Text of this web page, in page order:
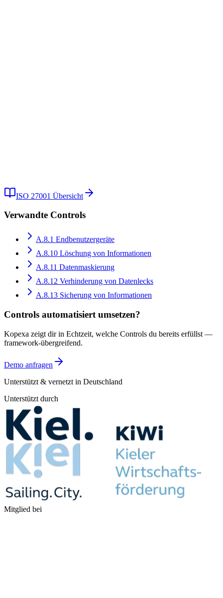
Kostenlose Demo Kostenlos testen
ISO 27001 Übersicht
Verwandte Controls
A.8.1 Endbenutzergeräte
A.8.10 Löschung von Informationen
A.8.11 Datenmaskierung
A.8.12 Verhinderung von Datenlecks
A.8.13 Sicherung von Informationen
Controls automatisiert umsetzen?
Kopexa zeigt dir in Echtzeit, welche Controls du bereits erfüllst —
framework-übergreifend.
Demo anfragen
Unterstützt & vernetzt in Deutschland
Unterstützt durch
Mitglied bei